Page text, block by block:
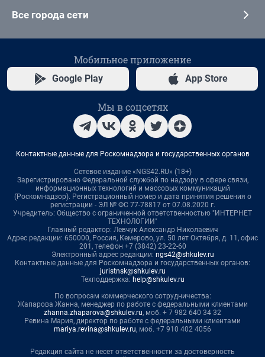
Все города сети
Мобильное приложение
Google Play App Store
Мы в соцсетях
Контактные данные для Роскомнадзора и государственных органов
Сетевое издание «NGS42.RU» (18+)
Зарегистрировано Федеральной службой по надзору в сфере связи,
информационных технологий и массовых коммуникаций
(Роскомнадзор). Регистрационный номер и дата принятия решения о
регистрации - ЭЛ № ФС 77-78817 от 07.08.2020 г.
Учредитель: Общество с ограниченной ответственностью "ИНТЕРНЕТ
ТЕХНОЛОГИИ"
Главный редактор: Левчук Александр Николаевич
Адрес редакции: 650000, Россия, Кемерово, ул. 50 лет Октября, д. 11, офис
201, телефон +7 (3842) 23-22-60
Электронный адрес редакции: ngs42@shkulev.ru
Контактные данные для Роскомнадзора и государственных органов:
juristnsk@shkulev.ru
Техподдержка: help@shkulev.ru
По вопросам коммерческого сотрудничества:
Жапарова Жанна, менеджер по работе с федеральными клиентами
zhanna.zhaparova@shkulev.ru, моб. + 7 982 640 34 32
Ревина Мария, директор по работе с федеральными клиентами
mariya.revina@shkulev.ru, моб. +7 910 402 4056
Редакция сайта не несет ответственности за достоверность